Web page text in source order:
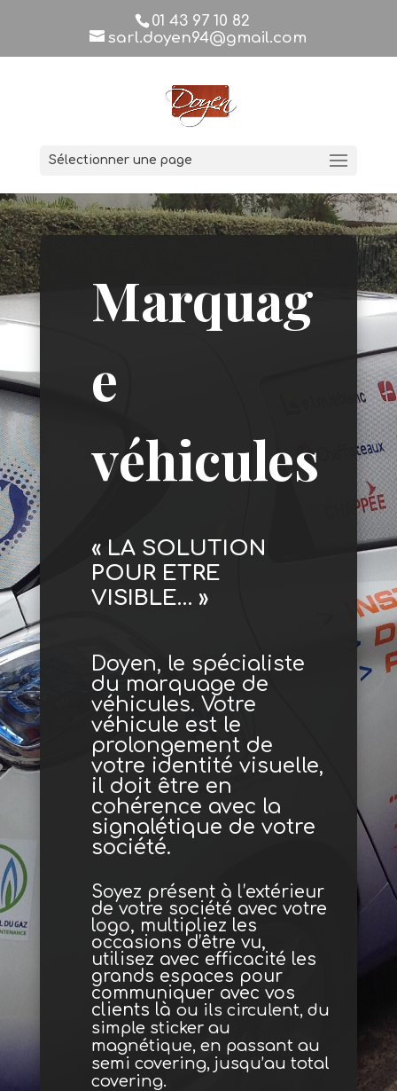
01 43 97 10 82
sarl.doyen94@gmail.com
Sélectionner une page
Marquag
e
véhicules
« LA SOLUTION
POUR ETRE
VISIBLE… »
Doyen, le spécialiste
du marquage de
véhicules. Votre
véhicule est le
prolongement de
votre identité visuelle,
il doit être en
cohérence avec la
signalétique de votre
société.
Soyez présent à l’extérieur
de votre société avec votre
logo, multipliez les
occasions d’être vu,
utilisez avec efficacité les
grands espaces pour
communiquer avec vos
clients là ou ils circulent, du
simple sticker au
magnétique, en passant au
semi covering, jusqu’au total
covering.